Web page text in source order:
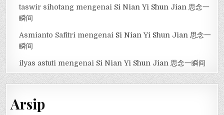
taswir sihotang mengenai Si Nian Yi Shun Jian 思念一
瞬间
Asmianto Safitri mengenai Si Nian Yi Shun Jian 思念一
瞬间
ilyas astuti mengenai Si Nian Yi Shun Jian 思念一瞬间
Arsip